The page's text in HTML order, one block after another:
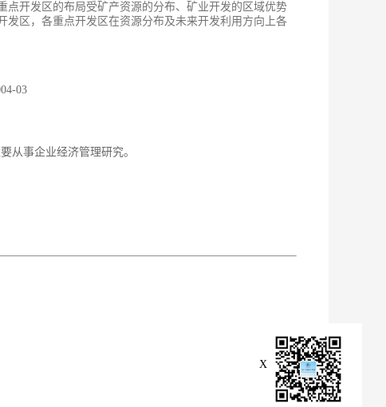
开发区的布局受矿产资源的分布、矿业开发的区域优势
区，各重点开发区在资源分布及未来开发利用方向上各
03
从事企业经济管理研究。
X